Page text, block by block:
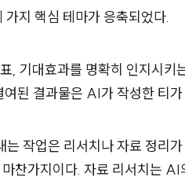
지 핵심 테마가 응축되었다.
기대효과를 명확히 인지시키
된 결과물은 AI가 작성한 티
작업은 리서치나 자료 정리
찬가지이다. 자료 리서치는